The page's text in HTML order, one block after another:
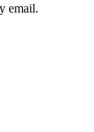
email.